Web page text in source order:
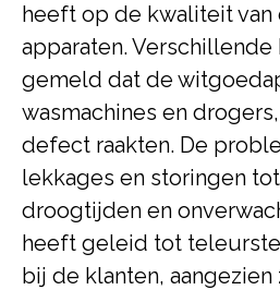
heeft op de kwaliteit
apparaten.
gemeld dat de
wasmachines en
defect raakten. De
lekkages en storingen
droogtijden en
heeft geleid tot
bij de klanten, aangezien